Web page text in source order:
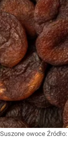
Suszone owoce Źródło: